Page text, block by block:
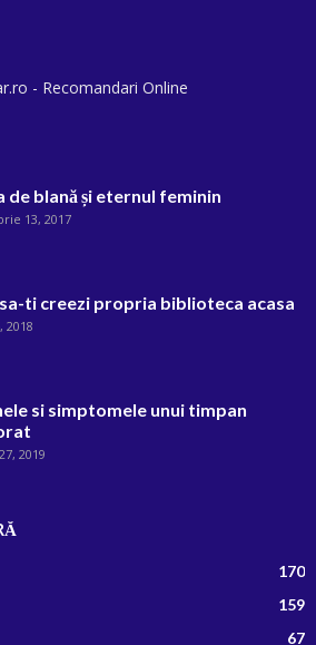
- Recomandari Online
de blană și eternul feminin
13, 2017
ti creezi propria biblioteca acasa
2018
si simptomele unui timpan
2019
170
159
67